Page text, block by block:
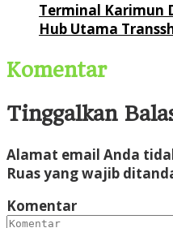
Terminal Karimun
Hub Utama
Komentar
Tinggalkan
Alamat email Anda
Ruas yang wajib
Komentar